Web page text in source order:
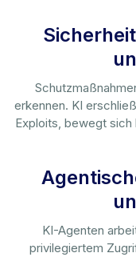
erkennen. KI
Exploits, bewegt
KI-Agenten
privilegiertem